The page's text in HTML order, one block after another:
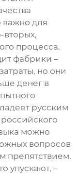
важно для
вторых,
процесса.
фабрики –
но они
денег в
русским
можно
вопросов
препятствием.
упускают, –